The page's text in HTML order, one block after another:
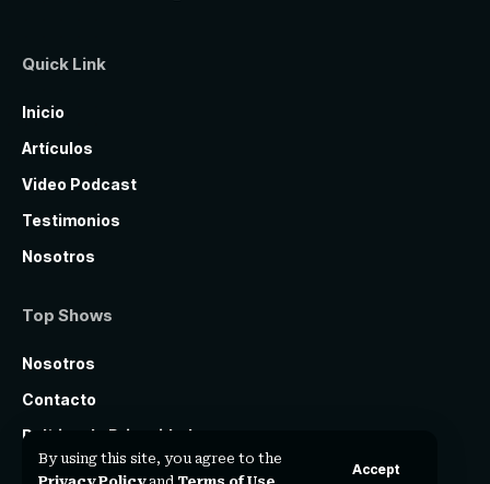
By using this site, you agree to the
Accept
Quick Link
Inicio
Artículos
Video Podcast
Testimonios
Nosotros
Top Shows
Nosotros
Contacto
Política de Privacidad